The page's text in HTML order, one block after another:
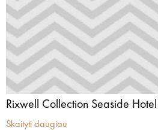
Rixwell Collection Seaside
Skaityti daugiau